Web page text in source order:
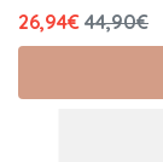
26,94€ 44,90€